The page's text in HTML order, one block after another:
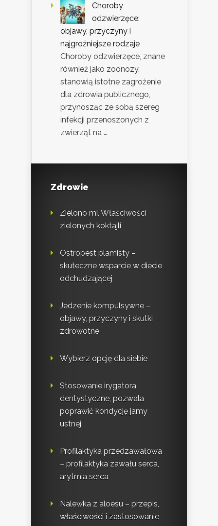
Choroby
odzwierzęce:
objawy, przyczyny i
najgroźniejsze rodzaje
Choroby odzwierzęce, znane
również jako zoonozy,
stanowią istotne zagrożenie
dla zdrowia publicznego,
przynosząc ze sobą szereg
infekcji przenoszonych z
zwierząt na …
Zdrowie
Zielono mi. Właściwości
zielonych koktajli
Ostropest plamisty –
skuteczne wsparcie w diecie
odchudzającej
Jedzenie kompulsywne –
objawy, przyczyny i skutki
zdrowotne
Wybierz opcję dla siebie
Stosowanie irygatora
dentystyczne, pozwala
poprawić kondycję jamy
ustnej.
Profilaktyka przedzawałowa
– profilaktyka zawału serca,
arytmia serca
Nalewka z aloesu – przepis,
właściwości i zastosowanie